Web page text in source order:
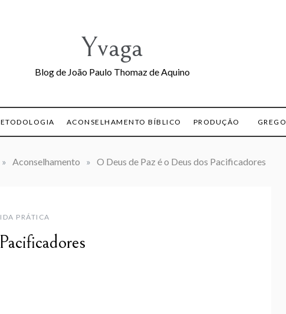
Yvaga
Blog de João Paulo Thomaz de Aquino
ACONSELHAMENTO BÍBLICO PRODUÇÃO GREGO
» Aconselhamento » O Deus de Paz é o Deus dos Pacificadores
PRÁTICA